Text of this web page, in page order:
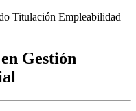
Titulación Empleabilidad
Gestión